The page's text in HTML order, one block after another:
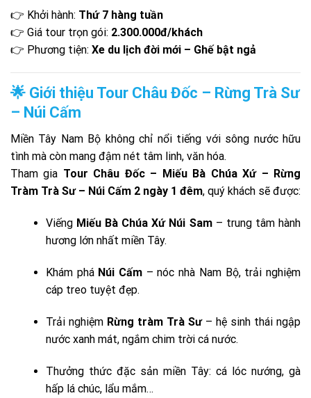
👉 Khởi hành: Thứ 7 hàng tuần
👉 Giá tour trọn gói: 2.300.000đ/khách
👉 Phương tiện: Xe du lịch đời mới – Ghế bật ngả
🌟 Giới thiệu Tour Châu Đốc – Rừng Trà Sư
– Núi Cấm
Miền Tây Nam Bộ không chỉ nổi tiếng với sông nước hữu
tình mà còn mang đậm nét tâm linh, văn hóa.
Tham gia Tour Châu Đốc – Miếu Bà Chúa Xứ – Rừng
Tràm Trà Sư – Núi Cấm 2 ngày 1 đêm, quý khách sẽ được:
Viếng Miếu Bà Chúa Xứ Núi Sam– trung tâm hành
hương lớn nhất miền Tây.
Khám phá Núi Cấm– nóc nhà Nam Bộ, trải nghiệm
cáp treo tuyệt đẹp.
Trải nghiệm Rừng tràm Trà Sư– hệ sinh thái ngập
nước xanh mát, ngắm chim trời cá nước.
Thưởng thức đặc sản miền Tây: cá lóc nướng, gà
hấp lá chúc, lẩu mắm…